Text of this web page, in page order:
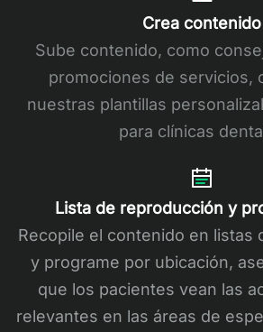
Crea contenido
Sube contenido, como
promociones de servicios,
nuestras plantillas
para clínicas
Lista de reproducción y
Recopile el contenido en listas
y programe por ubicación,
que los pacientes vean las
relevantes en las áreas de